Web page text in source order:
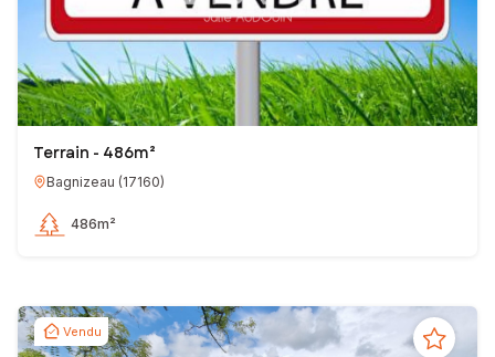
Terrain - 486m²
Bagnizeau (17160)
486m²
Vendu